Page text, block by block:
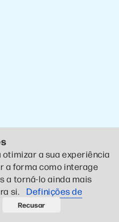
a sua experiência
a forma como interage
a torná-lo ainda mais
si. Definições de